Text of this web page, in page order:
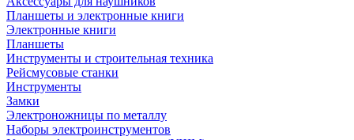
Планшеты и электронные книги
Электронные книги
Планшеты
Инструменты и строительная техника
Рейсмусовые станки
Инструменты
Замки
Электроножницы по металлу
Наборы электроинструментов